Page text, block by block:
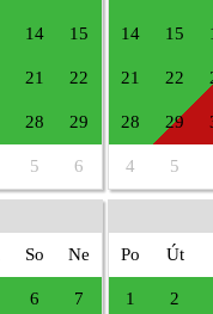
14 15
21 22
28 29
5 6
14 15
21 22
28 29
4 5
So Ne
6 7
Po Út
1 2